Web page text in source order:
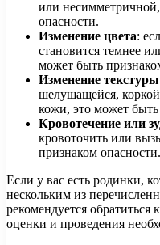
или
опасности.
Изменение цвета:
становится темнее
может быть
Изменение текстуры
шелушащейся,
кожи, это может
Кровотечение или
кровоточить или
признаком опасности.
Если у вас есть родинки,
нескольким из
рекомендуется обратиться
оценки и проведения